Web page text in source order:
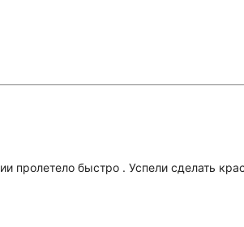
быстро . Успели сделать